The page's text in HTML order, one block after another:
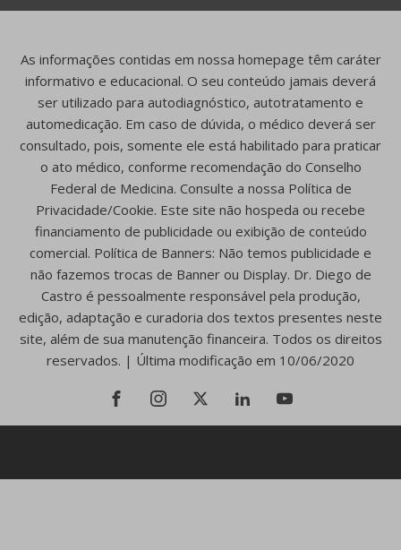
As informações contidas em nossa homepage têm caráter
informativo e educacional. O seu conteúdo jamais deverá
ser utilizado para autodiagnóstico, autotratamento e
automedicação. Em caso de dúvida, o médico deverá ser
consultado, pois, somente ele está habilitado para praticar
o ato médico, conforme recomendação do Conselho
Federal de Medicina. Consulte a nossa Política de
Privacidade/Cookie. Este site não hospeda ou recebe
financiamento de publicidade ou exibição de conteúdo
comercial. Política de Banners: Não temos publicidade e
não fazemos trocas de Banner ou Display. Dr. Diego de
Castro é pessoalmente responsável pela produção,
edição, adaptação e curadoria dos textos presentes neste
site, além de sua manutenção financeira. Todos os direitos
reservados. | Última modificação em 10/06/2020